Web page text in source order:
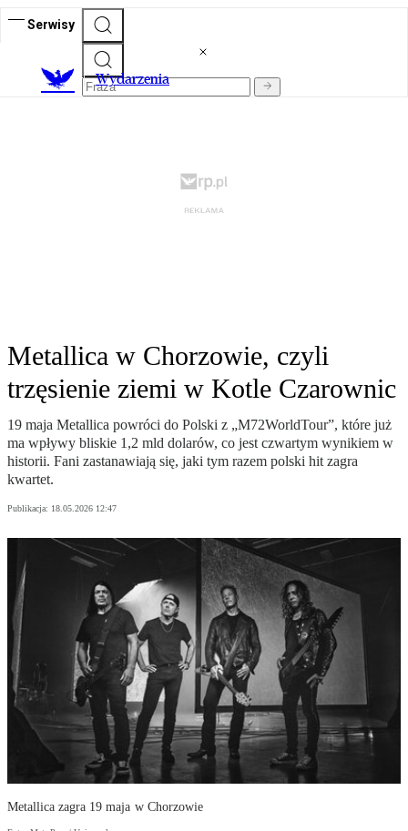
Serwisy
Wydarzenia
Metallica w Chorzowie, czyli
trzęsienie ziemi w Kotle Czarownic
19 maja Metallica powróci do Polski z „M72WorldTour”, które już
ma wpływy bliskie 1,2 mld dolarów, co jest czwartym wynikiem w
historii. Fani zastanawiają się, jaki tym razem polski hit zagra
kwartet.
Publikacja: 18.05.2026 12:47
Metallica zagra 19 maja w Chorzowie